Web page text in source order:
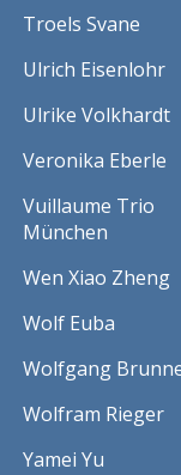
Troels Svane
Ulrich Eisenlohr
Ulrike Volkhardt
Veronika Eberle
Vuillaume Trio
München
Wen Xiao Zheng
Wolf Euba
Wolfgang
Wolfram Rieger
Yamei Yu